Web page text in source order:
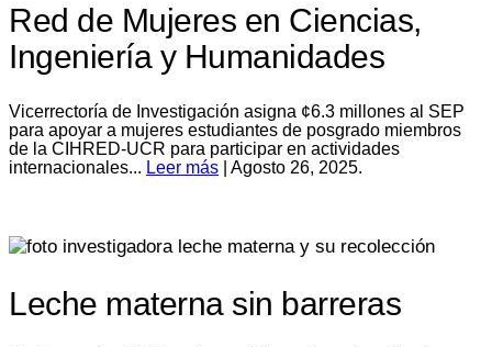
Red de Mujeres en Ciencias,
Ingeniería y Humanidades
Vicerrectoría de Investigación asigna ¢6.3 millones al SEP
para apoyar a mujeres estudiantes de posgrado miembros
de la CIHRED-UCR para participar en actividades
internacionales... Leer más | Agosto 26, 2025.
Leche materna sin barreras